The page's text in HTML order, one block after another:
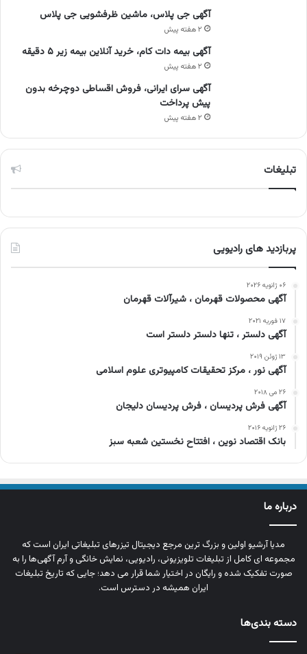
آگهی جی پلاس، ماشین ظرفشویی جی پلاس
۲ هفته پیش
آگهی بیمه دات کام، خرید آنلاین بیمه زیر ۵ دقیقه
۲ هفته پیش
آگهی سرای ایرانی، فروش اقساطی دوچرخه بدون
پیش پرداخت
۲ هفته پیش
تبلیغات
پربازدید های رادیویی
۰۶ ژانویه ۲۰۲۶
آگهی محصولات قهرمان ، شیرآلات قهرمان
۱۷ فوریه ۲۰۲۱
آگهی دلستر ، تنها دلستر دلستر است
۱۳ ژوئن ۲۰۱۹
آگهی نور ، مرکز تحقیقات کامپیوتری علوم اسلامی
۲۶ می ۲۰۱۸
آگهی فرش پردیسان ، فرش پردیسان دلیجان
۲۶ ژانویه ۲۰۱۶
بانک اقتصاد نوین ، افتتاح نخستین شعبه سبز
درباره ما
مدیا آرشیو اولین و بزرگ‌ ترین مرجع دیجیتال تیزرهای تبلیغاتی ایران است که
مجموعه‌ ای کامل از تبلیغات تلویزیونی، رادیویی، نمایش خانگی و آرم‌ آگهی‌ها را به‌
صورت تفکیک‌ شده و رایگان در اختیار شما قرار می‌ دهد؛ جایی که تاریخ تبلیغات
ایران همیشه در دسترس است.
دسته بندی‌ها